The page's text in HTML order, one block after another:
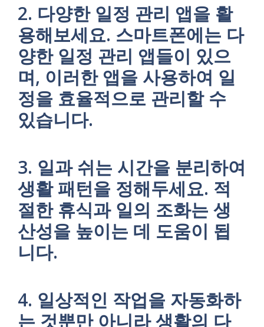
2. 다양한 일정 관리 앱을 활
용해보세요. 스마트폰에는 다
양한 일정 관리 앱들이 있으
며, 이러한 앱을 사용하여 일
정을 효율적으로 관리할 수
있습니다.
3. 일과 쉬는 시간을 분리하여
생활 패턴을 정해두세요. 적
절한 휴식과 일의 조화는 생
산성을 높이는 데 도움이 됩
니다.
4. 일상적인 작업을 자동화하
는 것뿐만 아니라 생활의 다